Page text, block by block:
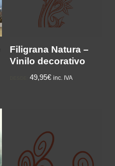
Filigrana Natura –
Vinilo decorativo
49,95€ inc. IVA